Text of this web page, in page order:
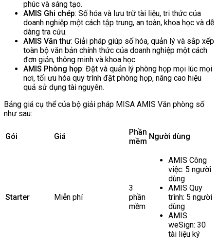
phúc và sáng tạo.
AMIS Ghi chép: Số hóa và lưu trữ tài liệu, tri thức của
doanh nghiệp một cách tập trung, an toàn, khoa học và dễ
dàng tra cứu.
AMIS Văn thư: Giải pháp giúp số hóa, quản lý và sắp xếp
toàn bộ văn bản chính thức của doanh nghiệp một cách
đơn giản, thông minh và khoa học.
AMIS Phòng họp: Đặt và quản lý phòng họp mọi lúc mọi
nơi, tối ưu hóa quy trình đặt phòng họp, nâng cao hiệu
quả sử dụng tài nguyên.
Bảng giá cụ thể của bộ giải pháp MISA AMIS Văn phòng số
như sau:
Gói Giá
Phần
mềm
Người dùng
Starter Miễn phí
3
phần
mềm
AMIS Công
việc: 5 người
dùng
AMIS Quy
trình: 5 người
dùng
AMIS
weSign: 30
tài liệu ký